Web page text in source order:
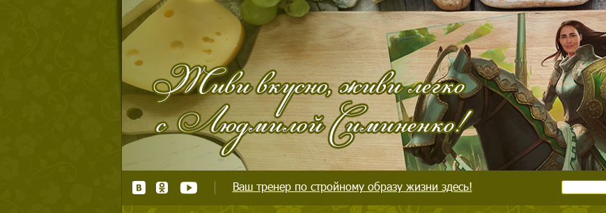
Ваш тренер по стройному образу жизни здесь!